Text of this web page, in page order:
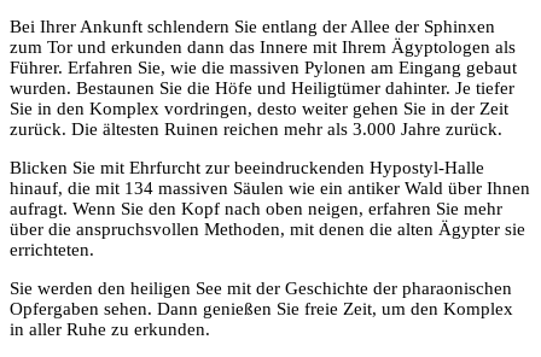
Bei Ihrer Ankunft schlendern Sie entlang der Allee der Sphinxen
zum Tor und erkunden dann das Innere mit Ihrem Ägyptologen als
Führer. Erfahren Sie, wie die massiven Pylonen am Eingang gebaut
wurden. Bestaunen Sie die Höfe und Heiligtümer dahinter. Je tiefer
Sie in den Komplex vordringen, desto weiter gehen Sie in der Zeit
zurück. Die ältesten Ruinen reichen mehr als 3.000 Jahre zurück.
Blicken Sie mit Ehrfurcht zur beeindruckenden Hypostyl-Halle
hinauf, die mit 134 massiven Säulen wie ein antiker Wald über Ihnen
aufragt. Wenn Sie den Kopf nach oben neigen, erfahren Sie mehr
über die anspruchsvollen Methoden, mit denen die alten Ägypter sie
errichteten.
Sie werden den heiligen See mit der Geschichte der pharaonischen
Opfergaben sehen. Dann genießen Sie freie Zeit, um den Komplex
in aller Ruhe zu erkunden.